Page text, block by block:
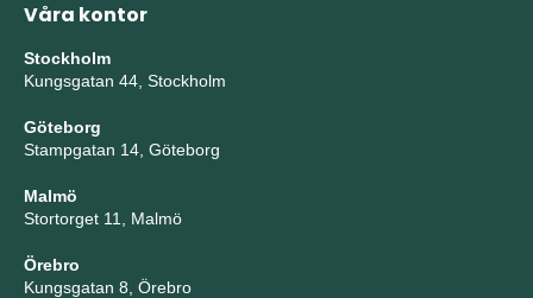
Våra kontor
Stockholm
Kungsgatan 44, Stockholm
Göteborg
Stampgatan 14, Göteborg
Malmö
Stortorget 11, Malmö
Örebro
Kungsgatan 8, Örebro